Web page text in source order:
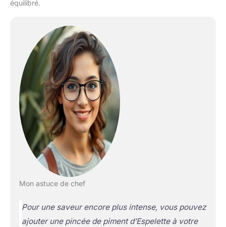
équilibré.
Mon astuce de chef
Pour une saveur encore plus intense, vous pouvez
ajouter une pincée de piment d’Espelette à votre